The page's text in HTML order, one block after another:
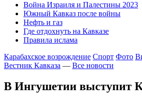
Война Израиля и Палестины 2023
Южный Кавказ после войны
Нефть и газ
Где отдохнуть на Кавказе
Правила ислама
Карабахское возрождение Спорт Фото
Вестник Кавказа — Все новости
В Ингушетии выступит